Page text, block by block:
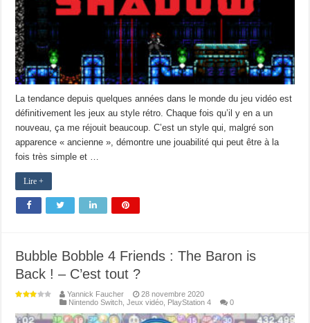
La tendance depuis quelques années dans le monde du jeu vidéo est
définitivement les jeux au style rétro. Chaque fois qu’il y en a un
nouveau, ça me réjouit beaucoup. C’est un style qui, malgré son
apparence « ancienne », démontre une jouabilité qui peut être à la
fois très simple et …
Lire +
Bubble Bobble 4 Friends : The Baron is
Back ! – C’est tout ?
Yannick Faucher
28 novembre 2020
Nintendo Switch,Jeux vidéo, PlayStation 4 0